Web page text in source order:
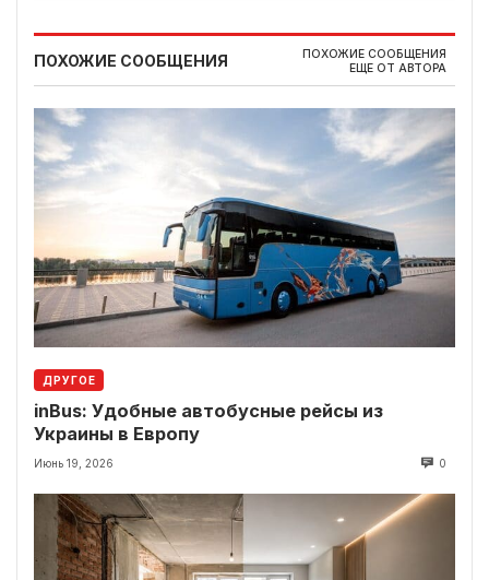
ПОХОЖИЕ СООБЩЕНИЯ
ПОХОЖИЕ СООБЩЕНИЯ
ЕЩЕ ОТ АВТОРА
ДРУГОЕ
inBus: Удобные автобусные рейсы из
Украины в Европу
Июнь 19, 2026 0